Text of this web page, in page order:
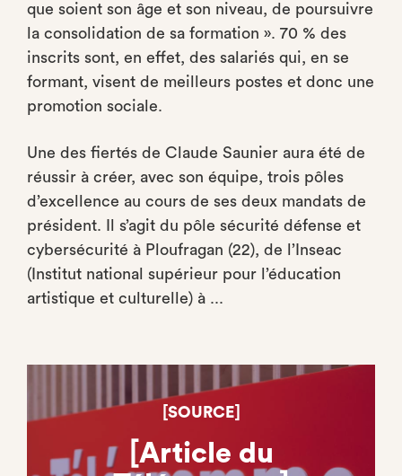
que soient son âge et son niveau, de poursuivre
la consolidation de sa formation ». 70 % des
inscrits sont, en effet, des salariés qui, en se
formant, visent de meilleurs postes et donc une
promotion sociale.
Une des fiertés de Claude Saunier aura été de
réussir à créer, avec son équipe, trois pôles
d’excellence au cours de ses deux mandats de
président. Il s’agit du pôle sécurité défense et
cybersécurité à Ploufragan (22), de l’Inseac
(Institut national supérieur pour l’éducation
artistique et culturelle) à ...
[SOURCE]
[Article du